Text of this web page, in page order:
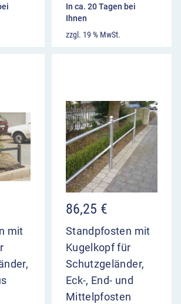
In ca. 20 Tagen bei
Ihnen
zzgl. 19 % MwSt.
mit
86,25 €
Standpfosten mit
Kugelkopf für
Schutzgeländer,
Eck-, End- und
Mittelpfosten